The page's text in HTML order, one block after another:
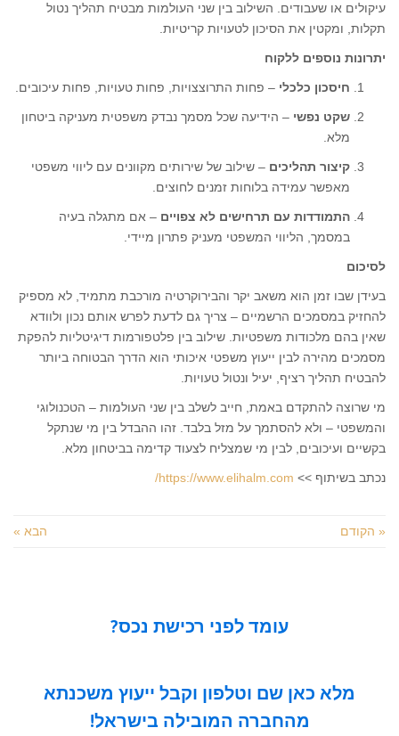
עיקולים או שעבודים. השילוב בין שני העולמות מבטיח תהליך נטול
תקלות, ומקטין את הסיכון לטעויות קריטיות.
יתרונות נוספים ללקוח
חיסכון כלכלי – פחות התרוצצויות, פחות טעויות, פחות עיכובים.
שקט נפשי – הידיעה שכל מסמך נבדק משפטית מעניקה ביטחון
מלא.
קיצור תהליכים – שילוב של שירותים מקוונים עם ליווי משפטי
מאפשר עמידה בלוחות זמנים לחוצים.
התמודדות עם תרחישים לא צפויים – אם מתגלה בעיה
במסמך, הליווי המשפטי מעניק פתרון מיידי.
לסיכום
בעידן שבו זמן הוא משאב יקר והבירוקרטיה מורכבת מתמיד, לא מספיק
להחזיק במסמכים הרשמיים – צריך גם לדעת לפרש אותם נכון ולוודא
שאין בהם מלכודות משפטיות. שילוב בין פלטפורמות דיגיטליות להפקת
מסמכים מהירה לבין ייעוץ משפטי איכותי הוא הדרך הבטוחה ביותר
להבטיח תהליך רציף, יעיל ונטול טעויות.
מי שרוצה להתקדם באמת, חייב לשלב בין שני העולמות – הטכנולוגי
והמשפטי – ולא להסתמך על מזל בלבד. זהו ההבדל בין מי שנתקל
בקשיים ועיכובים, לבין מי שמצליח לצעוד קדימה בביטחון מלא.
נכתב בשיתוף >> https://www.elihalm.com/
« הקודם הבא »
עומד לפני רכישת נכס?
מלא כאן שם וטלפון וקבל ייעוץ משכנתא
מהחברה המובילה בישראל!